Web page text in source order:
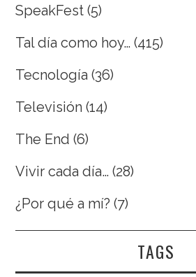
SpeakFest (5)
Tal día como hoy… (415)
Tecnología (36)
Televisión (14)
The End (6)
Vivir cada día… (28)
¿Por qué a mí? (7)
TAGS